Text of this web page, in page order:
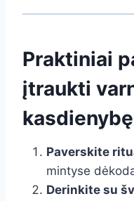
Praktiniai
įtraukti
Paverskite
mintyse
Derinkite su